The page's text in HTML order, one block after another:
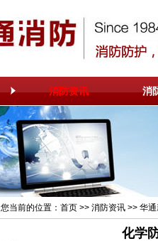
消防资讯 消
您当前的位置： 首页 >> 消防资讯 >> 华通
化学